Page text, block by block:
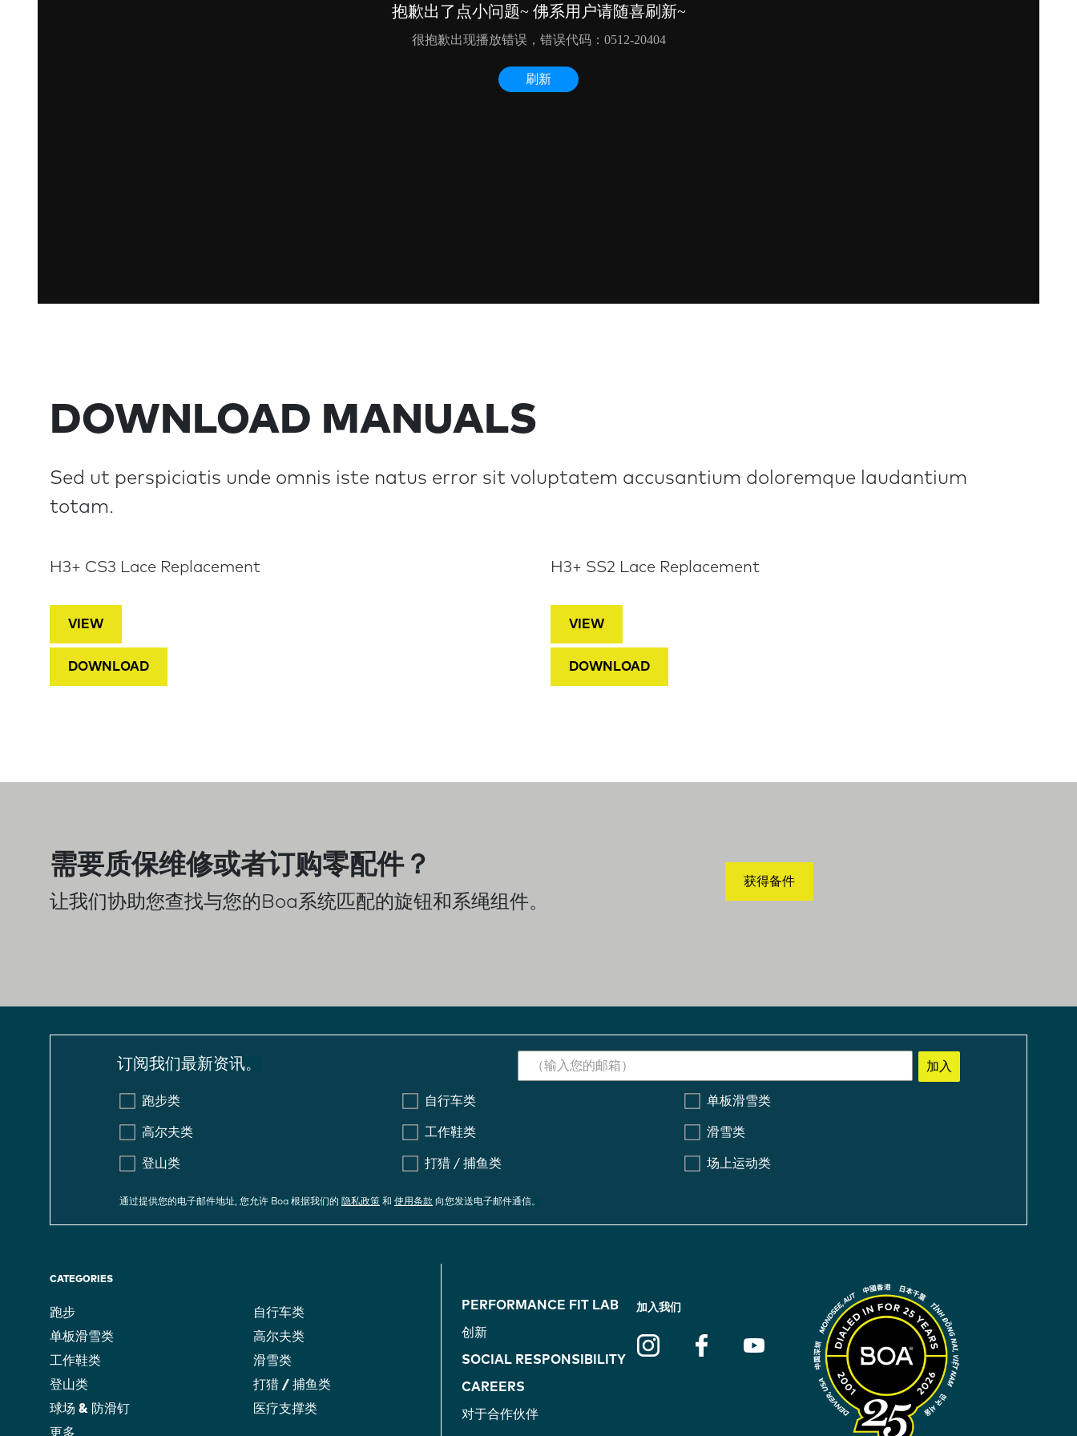
DOWNLOAD MANUALS
Sed ut perspiciatis unde omnis iste natus error sit voluptatem accusantium doloremque laudantium
totam.
H3+ CS3 Lace Replacement
VIEW
DOWNLOAD
H3+ SS2 Lace Replacement
VIEW
DOWNLOAD
需要质保维修或者订购零配件？
让我们协助您查找与您的Boa系统匹配的旋钮和系绳组件。
获得备件
订阅我们最新资讯。 加入
跑步类 自行车类 单板滑雪类
高尔夫类 工作鞋类 滑雪类
登山类 打猎 / 捕鱼类 场上运动类
通过提供您的电子邮件地址, 您允许 Boa 根据我们的 隐私政策 和 使用条款 向您发送电子邮件通信。
CATEGORIES
跑步
自行车类
单板滑雪类
高尔夫类
工作鞋类
滑雪类
登山类
打猎 / 捕鱼类
球场 & 防滑钉
医疗支撑类
更多
O
O
PERFORMANCE FIT LAB
创新
SOCIAL RESPONSIBILITY
CAREERS
对于合作伙伴
加入我们